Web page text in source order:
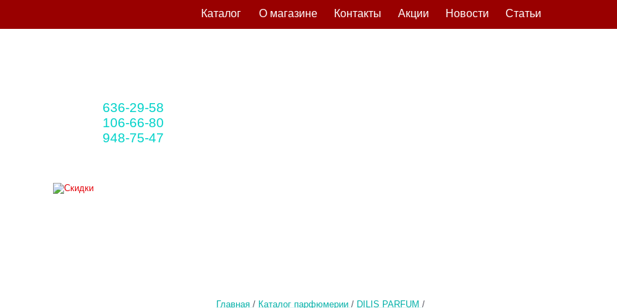
Главная / Каталог парфюмерии / DILIS PARFUM /
636-29-58
106-66-80
948-75-47
Статьи
Новости
Акции
Контакты
О магазине
Каталог